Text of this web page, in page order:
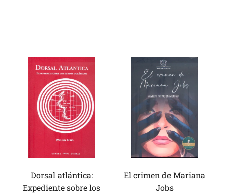
Dorsal atlántica:
Expediente sobre los
El crimen de Mariana
Jobs